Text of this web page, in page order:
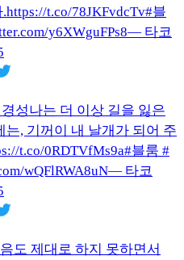
t.co/78JKFvdcTv#블
y6XWguFPs8— 타코
성나는 더 이상 길을 잃은
, 기꺼이 내 날개가 되어 주
t.co/0RDTVfMs9a#블룸 #
wQFlRWA8uN— 타코
도 제대로 하지 못하면서